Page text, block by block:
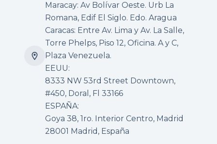
Maracay: Av Bolívar Oeste. Urb La
Romana, Edif El Siglo. Edo. Aragua
Caracas: Entre Av. Lima y Av. La Salle,
Torre Phelps, Piso 12, Oficina. A y C,
Plaza Venezuela.
EEUU:
8333 NW 53rd Street Downtown,
#450, Doral, Fl 33166
ESPAÑA:
Goya 38, 1ro. Interior Centro, Madrid
28001 Madrid, España